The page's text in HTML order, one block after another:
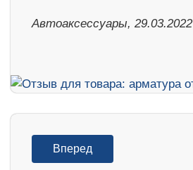
Автоаксессуары, 29.03.2022
Вперед